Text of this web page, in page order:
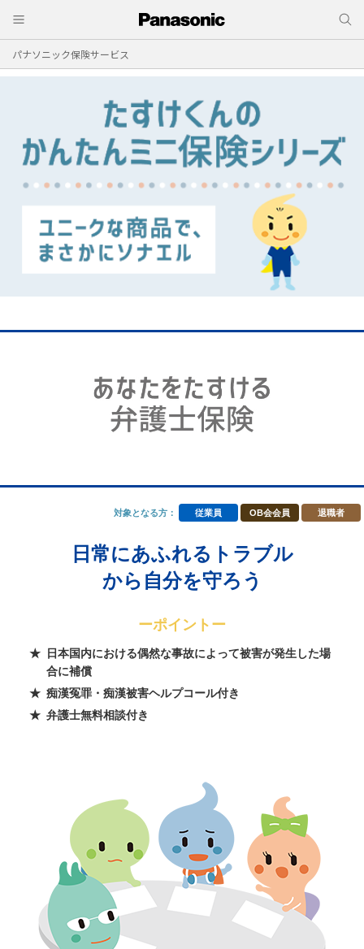
パナソニック保険サービス
対象となる方： 従業員 OB会会員 退職者
日常にあふれるトラブル
から自分を守ろう
ーポイントー
日本国内における偶然な事故によって被害が発生した場
合に補償
痴漢冤罪・痴漢被害ヘルプコール付き
弁護士無料相談付き